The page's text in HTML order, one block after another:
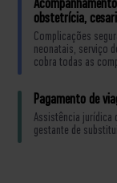
obstetrícia,
Complicações
neonatais, serviço
cobra todas as
Pagamento de
Assistência jurídica
gestante de